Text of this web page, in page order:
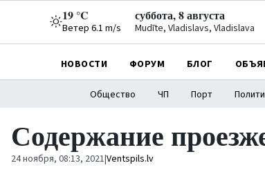
19 °C
Ветер 6.1 m/s
суббота, 8 августа
Mudīte, Vladislavs, Vladislava
НОВОСТИ ФОРУМ БЛОГ
Общество ЧП Порт
Содержание
24 ноября, 08:13, 2021|Ventspils.lv